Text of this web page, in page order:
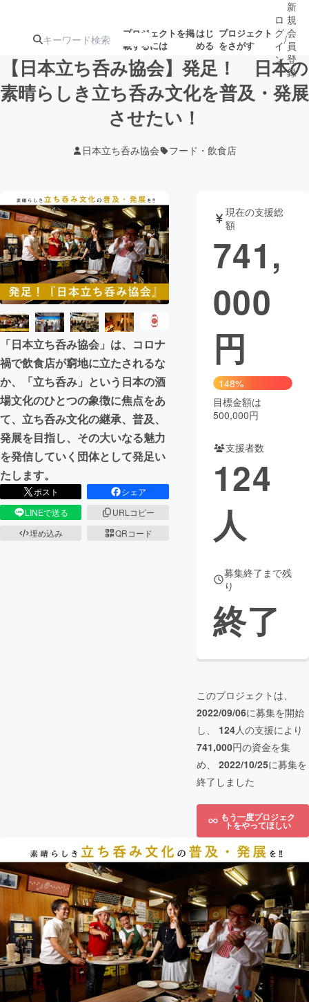
プロジェクトを掲
載するには
はじ
める
プロジェクト
をさがす
注目の新着プロ募集終了が近いプ
テクノロジー・ガジェット
映像・映画 書籍・雑誌
ビジネス・起業 チャレンジ
まちづくり・地域活性化
CAMPFIRE for Social Good
CAMPFIRE Creation
CAMPFIREふるさと納税machi-ya コミュニティ
ロ
グ
イ
ン
/
新
規
会
員
登
録
【日本立ち呑み協会】発足！ 日本の
素晴らしき立ち呑み文化を普及・発展
させたい！
日本立ち呑み協会 フード・飲食店
「日本立ち呑み協会」は、コロナ
禍で飲食店が窮地に立たされるな
か、「立ち呑み」という日本の酒
場文化のひとつの象徴に焦点をあ
て、立ち呑み文化の継承、普及、
発展を目指し、その大いなる魅力
を発信していく団体として発足い
たします。
ポスト
シェア
LINEで送る
URLコピー
埋め込み
QRコード
現在の支援総
額
741,
000
円
148%
目標金額は
500,000円
支援者数
124
人
募集終了まで残
り
終了
このプロジェクトは、
2022/09/06に募集を開始
し、 124人の支援により
741,000円の資金を集
め、 2022/10/25に募集を
終了しました
もう一度プロジェク
トをやってほしい